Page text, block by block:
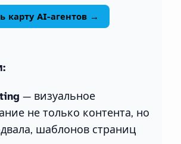
карту AI-агентов →
— визуальное
не только контента, но
шаблонов страниц